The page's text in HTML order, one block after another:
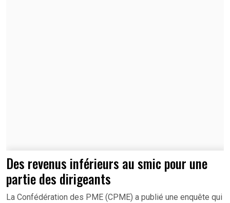
Des revenus inférieurs au smic pour une
partie des dirigeants
La Confédération des PME (CPME) a publié une enquête qui